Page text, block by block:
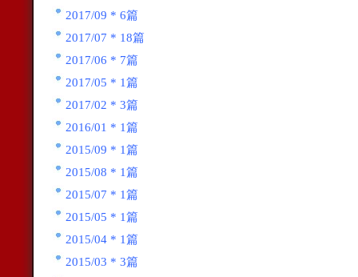
2017/09 * 6篇
2017/07 * 18篇
2017/06 * 7篇
2017/05 * 1篇
2017/02 * 3篇
2016/01 * 1篇
2015/09 * 1篇
2015/08 * 1篇
2015/07 * 1篇
2015/05 * 1篇
2015/04 * 1篇
2015/03 * 3篇